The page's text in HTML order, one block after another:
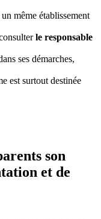
même établissement
le responsable
ses démarches,
est surtout destinée
son
et de